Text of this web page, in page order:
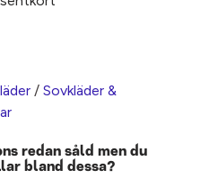
/ Sovkläder &
redan såld men du
bland dessa?